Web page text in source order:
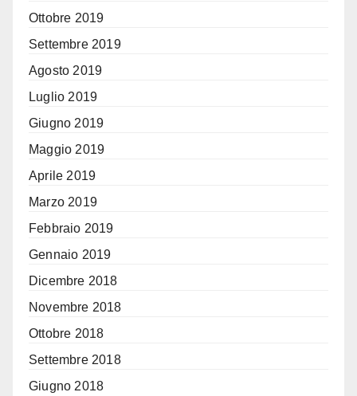
Ottobre 2019
Settembre 2019
Agosto 2019
Luglio 2019
Giugno 2019
Maggio 2019
Aprile 2019
Marzo 2019
Febbraio 2019
Gennaio 2019
Dicembre 2018
Novembre 2018
Ottobre 2018
Settembre 2018
Giugno 2018